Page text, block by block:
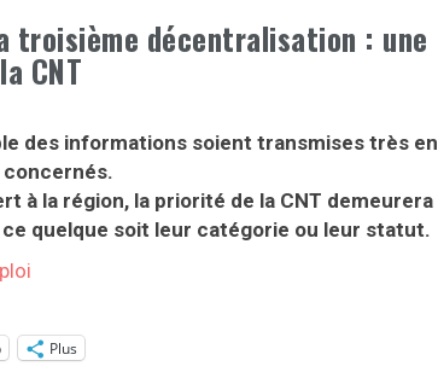
troisième décentralisation : une
CNT
des informations soient transmises très en
concernés.
à la région, la priorité de la CNT demeurera
quelque soit leur catégorie ou leur statut.
Plus